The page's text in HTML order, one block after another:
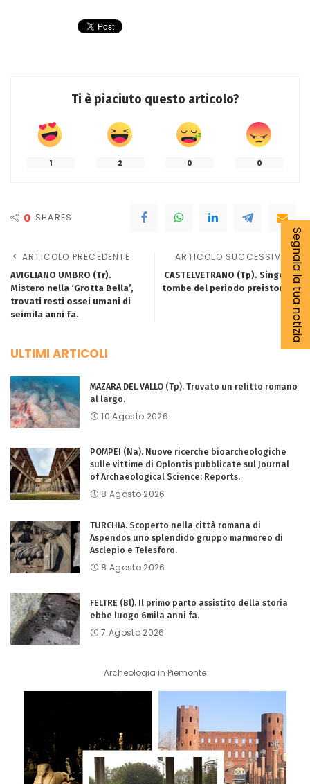
Ti è piaciuto questo articolo?
1 2 0 0
0 SHARES
ARTICOLO PRECEDENTE
AVIGLIANO UMBRO (Tr).
Mistero nella ‘Grotta Bella’,
trovati resti ossei umani di
seimila anni fa.
ARTICOLO SUCCESSIVO
CASTELVETRANO (Tp). Singolari
tombe del periodo preistorico.
ULTIMI ARTICOLI
MAZARA DEL VALLO (Tp). Trovato un relitto romano
al largo.
10 Agosto 2026
POMPEI (Na). Nuove ricerche bioarcheologiche
sulle vittime di Oplontis pubblicate sul Journal
of Archaeological Science: Reports.
8 Agosto 2026
TURCHIA. Scoperto nella città romana di
Aspendos uno splendido gruppo marmoreo di
Asclepio e Telesforo.
8 Agosto 2026
FELTRE (Bl). Il primo parto assistito della storia
ebbe luogo 6mila anni fa.
7 Agosto 2026
Archeologia in Piemonte
Segnala la tua notizia